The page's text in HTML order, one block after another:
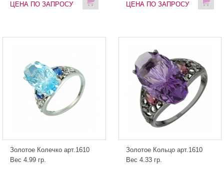
ЦЕНА ПО ЗАПРОСУ ЦЕНА ПО ЗАПРОСУ
Золотое Колечко арт.1610
Вес 4.99 гр.
Золотое Кольцо арт.1610
Вес 4.33 гр.